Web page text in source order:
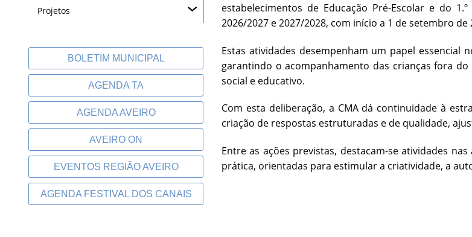
Projetos
BOLETIM MUNICIPAL
AGENDA TA
AGENDA AVEIRO
AVEIRO ON
EVENTOS REGIÃO AVEIRO
AGENDA FESTIVAL DOS CANAIS
estabelecimentos de Educação Pré-Escolar e do
2026/2027 e 2027/2028, com início a 1 de setembro de
Estas atividades desempenham um papel
garantindo o acompanhamento das crianças fora
social e educativo.
Com esta deliberação, a CMA dá continuidade à
criação de respostas estruturadas e de qualidade,
Entre as ações previstas, destacam-se atividades
prática, orientadas para estimular a criatividade, a